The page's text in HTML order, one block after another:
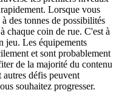
Lorsque vous
des tonnes de possibilités
chaque coin de rue. C'est à
jeu. Les équipements
et sont probablement
de la majorité du contenu
défis peuvent
souhaitez progresser.